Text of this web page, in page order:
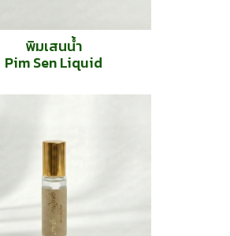
พิมเสนน้ำ
Pim Sen Liquid